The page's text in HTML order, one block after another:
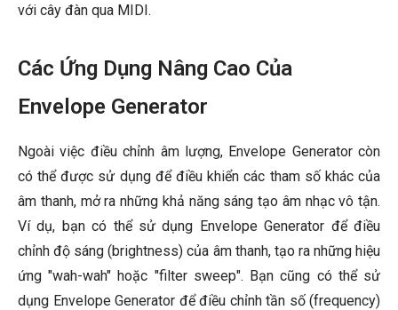
với cây đàn qua MIDI.
Các Ứng Dụng Nâng Cao Của
Envelope Generator
Ngoài việc điều chỉnh âm lượng, Envelope Generator còn
có thể được sử dụng để điều khiển các tham số khác của
âm thanh, mở ra những khả năng sáng tạo âm nhạc vô tận.
Ví dụ, bạn có thể sử dụng Envelope Generator để điều
chỉnh độ sáng (brightness) của âm thanh, tạo ra những hiệu
ứng "wah-wah" hoặc "filter sweep". Bạn cũng có thể sử
dụng Envelope Generator để điều chỉnh tần số (frequency)